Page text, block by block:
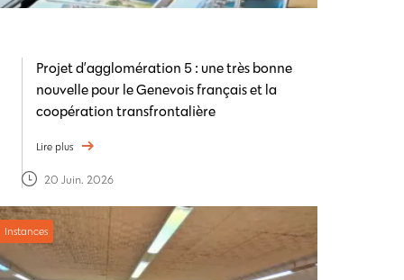
Projet d’agglomération 5 : une très bonne
nouvelle pour le Genevois français et la
coopération transfrontalière
Lire plus
20 Juin. 2026
Instances